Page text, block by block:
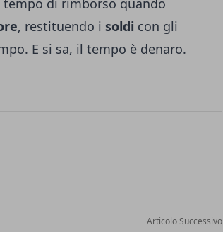
di rimborso quando
, restituendo i soldi con gli
E si sa, il tempo è denaro.
Articolo Successivo